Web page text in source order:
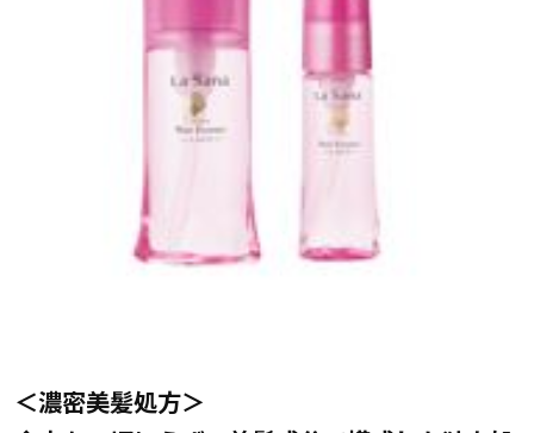
＜濃密美髪処方＞